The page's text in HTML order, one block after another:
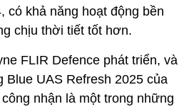
có khả năng hoạt động bền
chịu thời tiết tốt hơn.
FLIR Defence phát triển, và
Blue UAS Refresh 2025 của
nhận là một trong những